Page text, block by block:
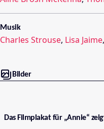
Musik
Charles Strouse, Lisa Jaime,
Bilder
Das Filmplakat für „Annie“